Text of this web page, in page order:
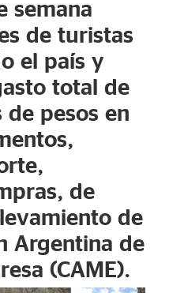
semana
de turistas
el país y
total de
pesos en
de
de
Argentina de
(CAME).